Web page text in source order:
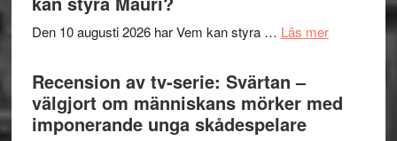
Edge
och
Den 10 augusti 2026 har Vem kan styra … Läs merom
valet
synas
Recension av tv-serie: Svärtan –
välgjort om människans mörker med
imponerande unga skådespelare